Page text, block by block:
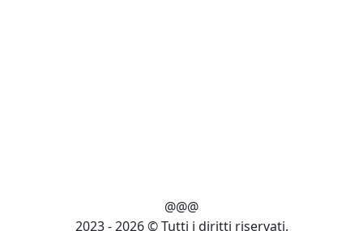
@@@
2023 - 2026 © Tutti i diritti riservati.